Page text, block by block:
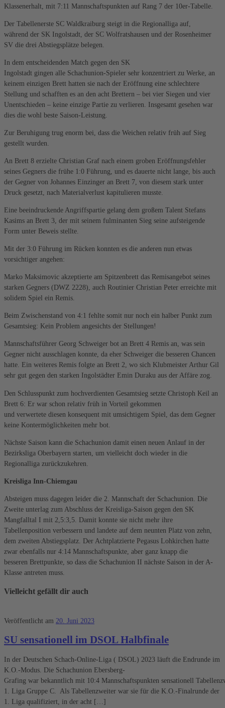
Klassenerhalt, mit 7:11 Mannschaftspunkten auf Rang 7 der 10er-Tabelle.
Der Tabellenerste SC Waldkraiburg steigt in die Regionalliga auf,
während der SK Ingolstadt, der SC Wolfratshausen und der Rosenheimer
SV die drei Abstiegsplätze belegen.
In dem entscheidenden Match gegen den SK
Ingolstadt gingen alle Schachunion-Spieler sehr konzentriert zu Werke, an
keinem einzigen Brett hatten sie nach der Eröffnung eine schlechtere
Stellung und schafften es an den acht Brettern – bei vier Siegen und vier
Unentschieden – keine einzige Partie zu verlieren. Insgesamt gesehen war
dies die wohl beste Saison-Leistung.
Zur Beruhigung trug enorm bei, dass die Weichen relativ früh auf Sieg
gestellt wurden.
An Brett 8 erzielte Christian Graf nach einem groben Eröffnungsfehler
seines Gegners die frühe 1:0 Führung, und es dauerte nicht lange, bis auch
der Gegner von Johannes Einzinger an Brett 7, von diesem stark unter
Druck gesetzt, nach Materialverlust kapitulieren musste.
Eine beeindruckende Angriffspartie gelang dem großem Talent Stefans
Kasims an Brett 3, der mit seinem fulminanten Sieg seine aufsteigende
Form unter Beweis stellte.
Mit der 3:0 Führung im Rücken konnten es die anderen nun etwas
vorsichtiger angehen:
Marko Maksimovic akzeptierte am Spitzenbrett das Remisangebot seines
starken Gegners (DWZ 2228), auch Routinier Christian Peter erreichte mit
solidem Spiel ein Remis.
Beim Zwischenstand von 4:1 fehlte somit nur noch ein halber Punkt zum
Gesamtsieg: Kein Problem angesichts der Stellungen!
Mannschaftsführer Georg Schweiger bot an Brett 4 Remis an, was sein
Gegner nicht ausschlagen konnte, da eher Schweiger die besseren Chancen
hatte. Ein weiteres Remis folgte an Brett 2, wo sich Klubmeister Arthur Gil
sehr gut gegen den starken Ingolstädter Emin Duraku aus der Affäre zog.
Den Schlusspunkt zum hochverdienten Gesamtsieg setzte Christoph Keil an
Brett 6: Er war schon relativ früh in Vorteil gekommen
und verwertete diesen konsequent mit umsichtigem Spiel, das dem Gegner
keine Kontermöglichkeiten mehr bot.
Nächste Saison kann die Schachunion damit einen neuen Anlauf in der
Bezirksliga Oberbayern starten, um vielleicht doch wieder in die
Regionalliga zurückzukehren.
Kreisliga Inn-Chiemgau
Absteigen muss dagegen leider die 2. Mannschaft der Schachunion. Die
Zweite unterlag zum Abschluss der Kreisliga-Saison gegen den SK
Mangfalltal I mit 2,5:3,5. Damit konnte sie nicht mehr ihre
Tabellenposition verbessern und landete auf dem neunten Platz von zehn,
dem zweiten Abstiegsplatz. Der Achtplatzierte Pegasus Lohkirchen hatte
zwar ebenfalls nur 4:14 Mannschaftspunkte, aber ganz knapp die
besseren Brettpunkte, so dass die Schachunion II nächste Saison in der A-
Klasse antreten muss.
Vielleicht gefällt dir auch
Veröffentlicht am 20. Juni 2023
SU sensationell im DSOL Halbfinale
In der Deutschen Schach-Online-Liga ( DSOL) 2023 läuft die Endrunde im
K.O.-Modus. Die Schachunion Ebersberg-
Grafing war bekanntlich mit 10:4 Mannschaftspunkten sensationell
1. Liga Gruppe C. Als Tabellenzweiter war sie für die K.O.-Finalrunde der
1. Liga qualifiziert, in der acht […]